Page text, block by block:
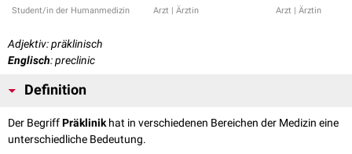
Student/in der Humanmedizin Arzt | Ärztin Arzt | Ärztin
Adjektiv: präklinisch
Englisch: preclinic
Definition
Der BegriffPräklinikhat in verschiedenen Bereichen der Medizin eine
unterschiedliche Bedeutung.